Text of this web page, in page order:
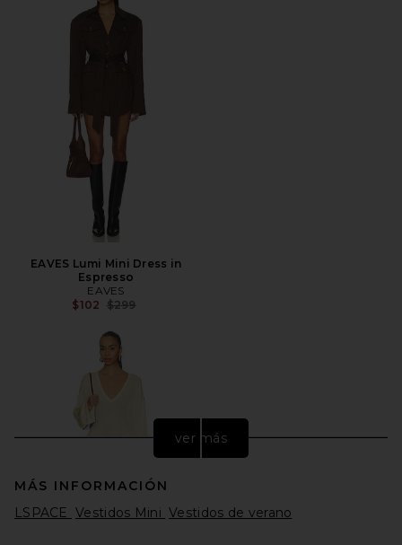
EAVES Lumi Mini Dress in
Espresso
EAVES
$102 Precio anterior:
$299
ver más
MÁS INFORMACIÓN
LSPACE Vestidos Mini Vestidos de verano